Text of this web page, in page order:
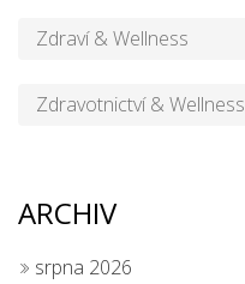
Zdraví & Wellness
Zdravotnictví & Wellness
ARCHIV
srpna 2026